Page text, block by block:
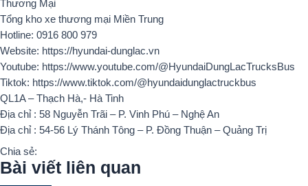
Thương Mại
Tổng kho xe thương mại Miền Trung
Hotline: 0916 800 979
Website: https://hyundai-dunglac.vn
Youtube: https://www.youtube.com/@HyundaiDungLacTrucksBus
Tiktok: https://www.tiktok.com/@hyundaidunglactruckbus
QL1A – Thạch Hà,- Hà Tinh
Địa chỉ : 58 Nguyễn Trãi – P. Vinh Phú – Nghệ An
Địa chỉ : 54-56 Lý Thánh Tông – P. Đồng Thuận – Quảng Trị
Chia sẻ:
Bài viết liên quan